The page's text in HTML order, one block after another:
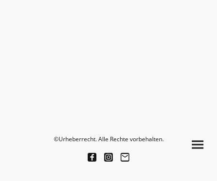
©Urheberrecht. Alle Rechte vorbehalten.